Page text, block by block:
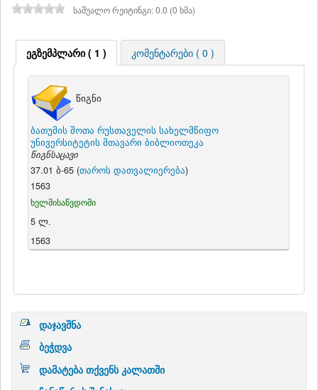
საშუალო რეიტინგი: 0.0 (0 ხმა)
ეგზემპლარი ( 1 ) კომენტარები ( 0 )
წიგნი
ბათუმის შოთა რუსთაველის სახელმწიფო
უნივერსიტეტის მთავარი ბიბლიოთეკა
წიგნსაცავი
37.01 ბ-65 (თაროს დათვალიერება)
1563
ხელმისაწვდომი
5 ლ.
1563
დაჯავშნა
ბეჭდვა
დამატება თქვენს კალათში